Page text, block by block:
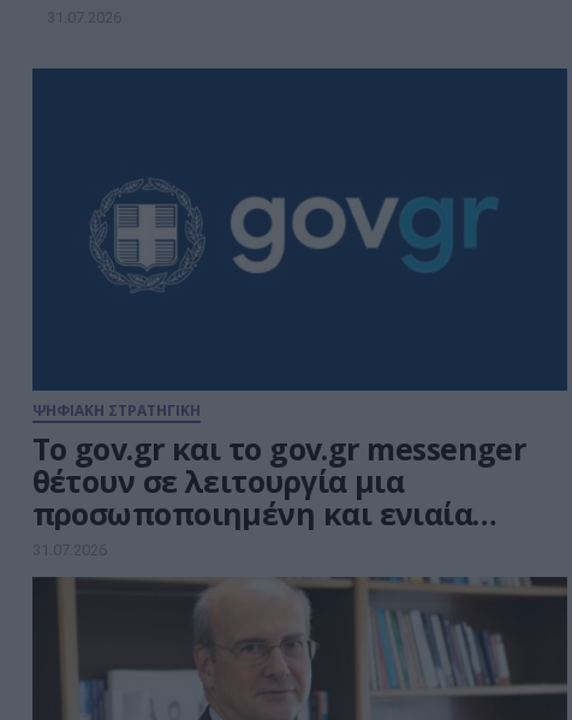
ΨΗΦΙΑΚΗ ΣΤΡΑΤΗΓΙΚΗ
Το gov.gr και το gov.gr messenger
θέτουν σε λειτουργία μια
προσωποποιημένη και ενιαία
εμπειρία εξυπηρέτησης πολιτών
και επιχειρήσεων
31.07.2026